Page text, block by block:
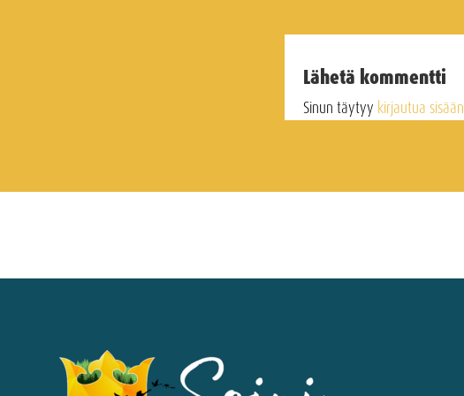
Lähetä kommentti
Sinun täytyy kirjautua sisään